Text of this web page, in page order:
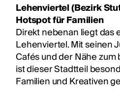
Lehenviertel (Bezirk
Hotspot für Familien
Direkt nebenan liegt das
Lehenviertel. Mit seinen
Cafés und der Nähe
ist dieser Stadtteil
Familien und Kreativen